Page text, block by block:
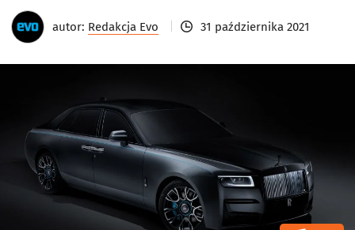
autor: Redakcja Evo 31 października 2021